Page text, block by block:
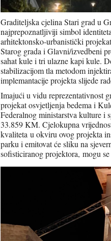
Graditeljska cjelina Stari grad u
najprepoznatljiviji simbol
arhitektonsko-urbanistički
Starog grada i Glavni/izvedbeni
sahat kule i tri ulazne kapi kule.
stabilizacijom tla metodom
implemantacije projekta slijede
Imajući u vidu reprezentativnost
projekat osvjetljenja bedema i
Federalnog ministarstva kulture i
33.859 KM. Cjelokupna
kvaliteta u okviru ovog projekta
parku i emitovat će sliku na
sofisticiranog projektora, mogu